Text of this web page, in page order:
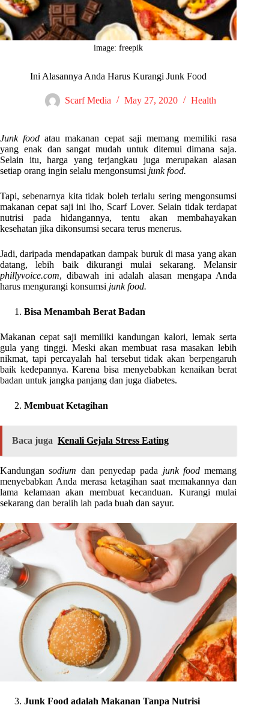
image: freepik
Ini Alasannya Anda Harus Kurangi Junk Food
Scarf Media May 27, 2020 Health
Junk food atau makanan cepat saji memang memiliki rasa
yang enak dan sangat mudah untuk ditemui dimana saja.
Selain itu, harga yang terjangkau juga merupakan alasan
setiap orang ingin selalu mengonsumsi junk food.
Tapi, sebenarnya kita tidak boleh terlalu sering mengonsumsi
makanan cepat saji ini lho, Scarf Lover. Selain tidak terdapat
nutrisi pada hidangannya, tentu akan membahayakan
kesehatan jika dikonsumsi secara terus menerus.
Jadi, daripada mendapatkan dampak buruk di masa yang akan
datang, lebih baik dikurangi mulai sekarang. Melansir
phillyvoice.com, dibawah ini adalah alasan mengapa Anda
harus mengurangi konsumsi junk food.
Bisa Menambah Berat Badan
Makanan cepat saji memiliki kandungan kalori, lemak serta
gula yang tinggi. Meski akan membuat rasa masakan lebih
nikmat, tapi percayalah hal tersebut tidak akan berpengaruh
baik kedepannya. Karena bisa menyebabkan kenaikan berat
badan untuk jangka panjang dan juga diabetes.
Membuat Ketagihan
Baca juga Kenali Gejala Stress Eating
Kandungansodium dan penyedap pada junk foodmemang
menyebabkan Anda merasa ketagihan saat memakannya dan
lama kelamaan akan membuat kecanduan. Kurangi mulai
sekarang dan beralih lah pada buah dan sayur.
Junk Food adalah Makanan Tanpa Nutrisi